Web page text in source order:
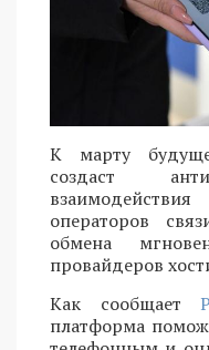
К марту
создаст
операторов
обмена
провайдеров
Как сообщает
платформа